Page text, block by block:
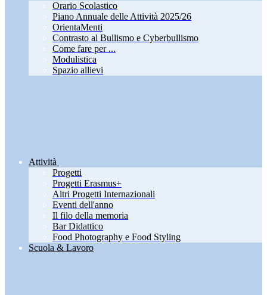
Orario Scolastico
Piano Annuale delle Attività 2025/26
OrientaMenti
Contrasto al Bullismo e Cyberbullismo
Come fare per ...
Modulistica
Spazio allievi
Attività
Progetti
Progetti Erasmus+
Altri Progetti Internazionali
Eventi dell'anno
Il filo della memoria
Bar Didattico
Food Photography e Food Styling
Scuola & Lavoro